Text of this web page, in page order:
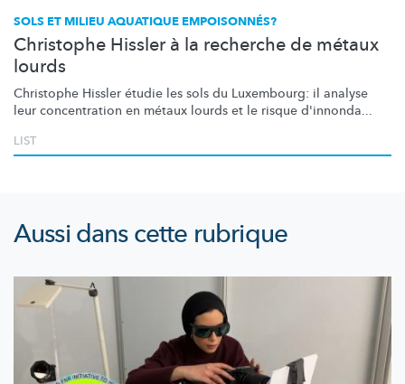
SOLS ET MILIEU AQUATIQUE EMPOISONNÉS?
Christophe Hissler à la recherche de métaux
lourds
Christophe Hissler étudie les sols du Luxembourg: il analyse
leur concentration en métaux lourds et le risque d'innonda...
LIST
Aussi dans cette rubrique